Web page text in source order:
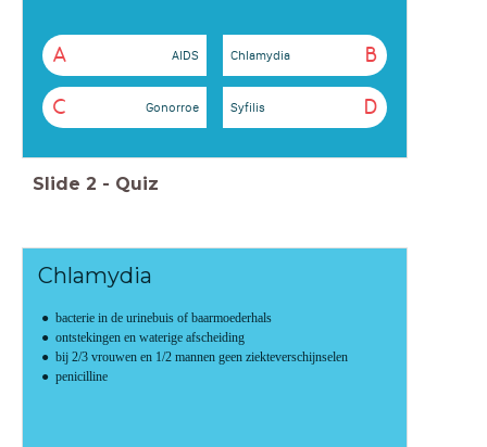
A AIDS B
Chlamydia
C Gonorroe D
Syfilis
Slide 2 - Quiz
Chlamydia
bacterie in de urinebuis of baarmoederhals
ontstekingen en waterige afscheiding
bij 2/3 vrouwen en 1/2 mannen geen ziekteverschijnselen
penicilline